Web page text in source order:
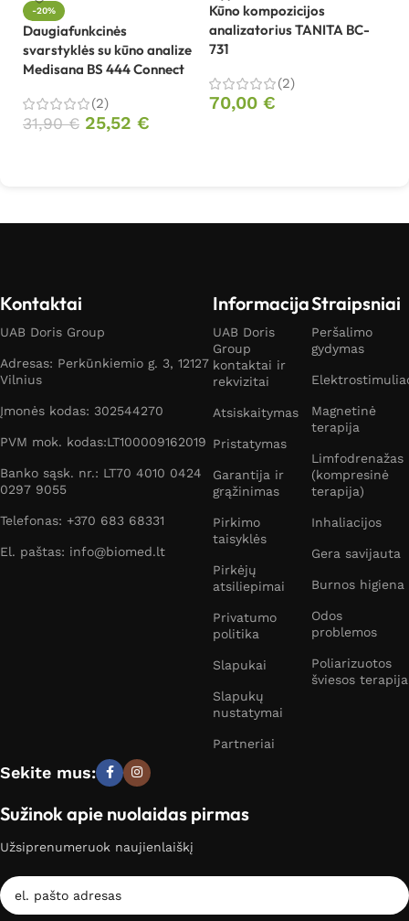
-20%
Daugiafunkcinės
svarstyklės su kūno analize
Medisana BS 444 Connect
(2)
31,90€ 25,52 €
Kūno kompozicijos
analizatorius TANITA BC-
731
(2)
70,00 €
Kontaktai
UAB Doris Group
Adresas: Perkūnkiemio g. 3, 12127
Vilnius
Įmonės kodas: 302544270
PVM mok. kodas:LT100009162019
Banko sąsk. nr.: LT70 4010 0424
0297 9055
Telefonas: +370 683 68331
El. paštas: info@biomed.lt
Informacija
UAB Doris
Group
kontaktai ir
rekvizitai
Atsiskaitymas
Pristatymas
Garantija ir
grąžinimas
Pirkimo
taisyklės
Pirkėjų
atsiliepimai
Privatumo
politika
Slapukai
Slapukų
nustatymai
Partneriai
Straipsniai
Peršalimo
gydymas
Magnetinė
terapija
Limfodrenažas
(kompresinė
terapija)
Inhaliacijos
Gera savijauta
Burnos higiena
Odos
problemos
Poliarizuotos
šviesos terapija
Sekite mus:
Sužinok apie nuolaidas pirmas
Užsiprenumeruok naujienlaiškį